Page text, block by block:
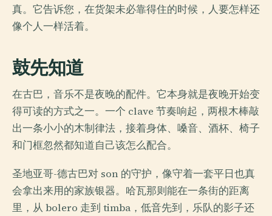
真。它告诉您，在货架未必靠得住的时候，人要怎样还
像个人一样活着。
鼓先知道
在古巴，音乐不是夜晚的配件。它本身就是夜晚开始变
得可读的方式之一。一个 clave 节奏响起，两根木棒敲
出一条小小的木制律法，接着身体、嗓音、酒杯、椅子
和门框忽然都知道自己该怎么配合。
圣地亚哥-德古巴对 son 的守护，像守着一套平日也真
会拿出来用的家族银器。哈瓦那则能在一条街的距离
里，从 bolero 走到 timba，低音先到，乐队的影子还